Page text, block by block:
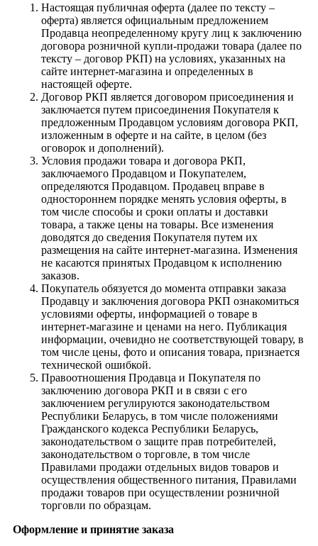
Настоящая публичная оферта (далее по тексту –
оферта) является официальным предложением
Продавца неопределенному кругу лиц к заключению
договора розничной купли-продажи товара (далее по
тексту – договор РКП) на условиях, указанных на
сайте интернет-магазина и определенных в
настоящей оферте.
Договор РКП является договором присоединения и
заключается путем присоединения Покупателя к
предложенным Продавцом условиям договора РКП,
изложенным в оферте и на сайте, в целом (без
оговорок и дополнений).
Условия продажи товара и договора РКП,
заключаемого Продавцом и Покупателем,
определяются Продавцом. Продавец вправе в
одностороннем порядке менять условия оферты, в
том числе способы и сроки оплаты и доставки
товара, а также цены на товары. Все изменения
доводятся до сведения Покупателя путем их
размещения на сайте интернет-магазина. Изменения
не касаются принятых Продавцом к исполнению
заказов.
Покупатель обязуется до момента отправки заказа
Продавцу и заключения договора РКП ознакомиться
условиями оферты, информацией о товаре в
интернет-магазине и ценами на него. Публикация
информации, очевидно не соответствующей товару, в
том числе цены, фото и описания товара, признается
технической ошибкой.
Правоотношения Продавца и Покупателя по
заключению договора РКП и в связи с его
заключением регулируются законодательством
Республики Беларусь, в том числе положениями
Гражданского кодекса Республики Беларусь,
законодательством о защите прав потребителей,
законодательством о торговле, в том числе
Правилами продажи отдельных видов товаров и
осуществления общественного питания, Правилами
продажи товаров при осуществлении розничной
торговли по образцам.
Оформление и принятие заказа